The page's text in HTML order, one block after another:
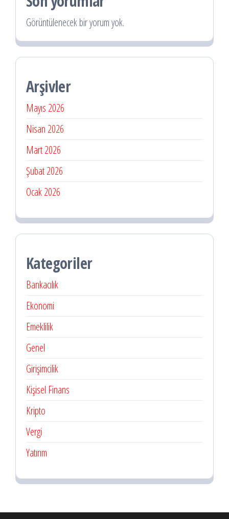
Görüntülenecek bir yorum yok.
Arşivler
Mayıs 2026
Nisan 2026
Mart 2026
Şubat 2026
Ocak 2026
Kategoriler
Bankacılık
Ekonomi
Emeklilik
Genel
Girişimcilik
Kişisel Finans
Kripto
Vergi
Yatırım